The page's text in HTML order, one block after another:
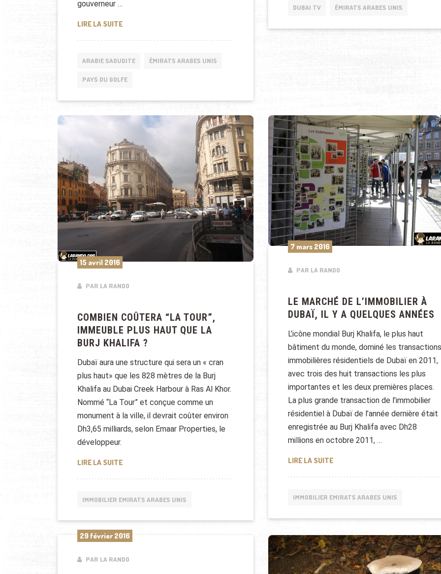
gouverneur …
LIRE LA SUITELA JOURNÉE NATIONALE SAOUDIENNE CÉLÉBRÉE À DUBAI
ARABIE SAOUDITE ÉMIRATS ARABES UNIS
PAYS DU GOLFE
DUBAI TV ÉMIRATS ARABES UNIS
15 avril 2016
PAR LA RANDO
COMBIEN COÛTERA “LA TOUR”,
IMMEUBLE PLUS HAUT QUE LA
BURJ KHALIFA ?
Dubaï aura une structure qui sera un « cran
plus haut» que les 828 mètres de la Burj
Khalifa au Dubai Creek Harbour à Ras Al Khor.
Nommé “La Tour” et conçue comme un
monument à la ville, il devrait coûter environ
Dh3,65 milliards, selon Emaar Properties, le
développeur.
LIRE LA SUITECOMBIEN COÛTERA “LA TOUR”, IMMEUBLE PLUS HAUT QUE LA BURJ KHALIFA ?
IMMOBILIER EMIRATS ARABES UNIS
7 mars 2016
PAR LA RANDO
LE MARCHÉ DE L’IMMOBILIER À
DUBAÏ, IL Y A QUELQUES ANNÉES
L’icône mondial Burj Khalifa, le plus haut
bâtiment du monde, dominé les transactions
immobilières résidentiels de Dubaï en 2011,
avec trois des huit transactions les plus
importantes et les deux premières places.
La plus grande transaction de l’immobilier
résidentiel à Dubaï de l’année dernière était
enregistrée au Burj Khalifa avec Dh28
millions en octobre 2011, …
LIRE LA SUITELE MARCHÉ DE L’IMMOBILIER À
IMMOBILIER EMIRATS ARABES UNIS
29 février 2016
PAR LA RANDO